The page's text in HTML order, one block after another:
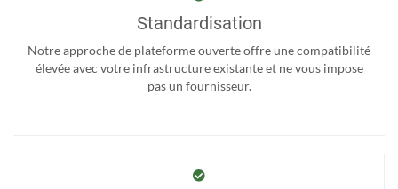
Standardisation
Notre approche de plateforme ouverte offre une compatibilité
élevée avec votre infrastructure existante et ne vous impose
pas un fournisseur.